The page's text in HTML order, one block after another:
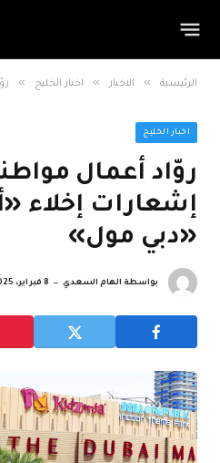
الرئيسية » الاخبار » اخبار الخليج »
اخبار الخليج
روّاد أعمال
إشعارات إخلاء
«دبي مول»
بواسطة الهام السعدي 8 فبراير، 2025